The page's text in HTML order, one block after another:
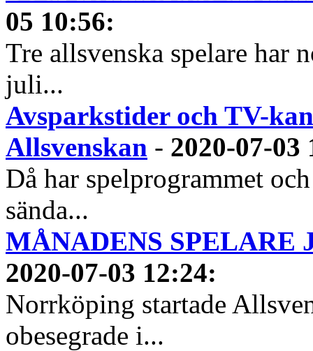
05 10:56:
Tre allsvenska spelare har
juli...
Avsparkstider och TV-
Allsvenskan - 2020-07-03
Då har spelprogrammet
sända...
MÅNADENS SPELARE
2020-07-03 12:24:
Norrköping startade
obesegrade i...